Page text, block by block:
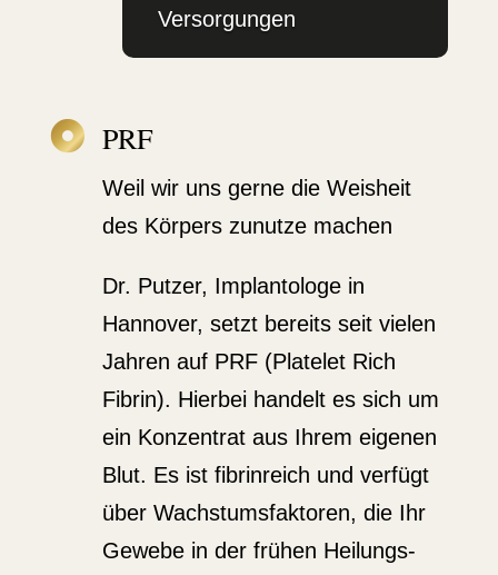
Versor­gungen
 PRF
Weil wir uns gerne die Weisheit
des Körpers zunutze machen
Dr. Putzer, Implan­tologe in
Hannover, setzt bereits seit vielen
Jahren auf PRF (Platelet Rich
Fibrin). Hierbei handelt es sich um
ein Konzentrat aus Ihrem eigenen
Blut. Es ist fibrin­reich und verfügt
über Wachs­tums­fak­toren, die Ihr
Gewebe in der frühen Heilungs­